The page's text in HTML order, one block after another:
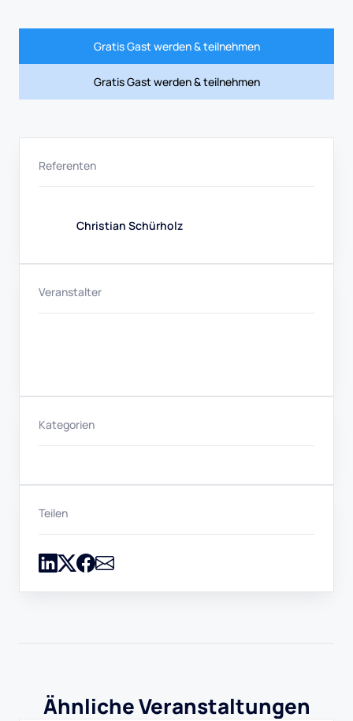
Gratis Gast werden & teilnehmen
Gratis Gast werden & teilnehmen
Referenten
Christian Schürholz
Veranstalter
Kategorien
Teilen
Ähnliche Veranstaltungen